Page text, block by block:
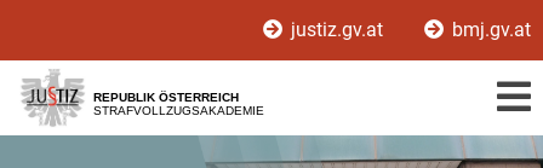
[1]
[2]
[3]
justiz.gv.at bmj.gv.at
REPUBLIK ÖSTERREICH
STRAFVOLLZUGSAKADEMIE